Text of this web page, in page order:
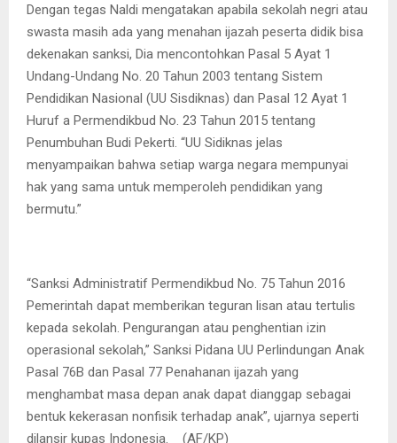
Dengan tegas Naldi mengatakan apabila sekolah negri atau
swasta masih ada yang menahan ijazah peserta didik bisa
dekenakan sanksi, Dia mencontohkan Pasal 5 Ayat 1
Undang-Undang No. 20 Tahun 2003 tentang Sistem
Pendidikan Nasional (UU Sisdiknas) dan Pasal 12 Ayat 1
Huruf a Permendikbud No. 23 Tahun 2015 tentang
Penumbuhan Budi Pekerti. “UU Sidiknas jelas
menyampaikan bahwa setiap warga negara mempunyai
hak yang sama untuk memperoleh pendidikan yang
bermutu.”
“Sanksi Administratif Permendikbud No. 75 Tahun 2016
Pemerintah dapat memberikan teguran lisan atau tertulis
kepada sekolah. Pengurangan atau penghentian izin
operasional sekolah,” Sanksi Pidana UU Perlindungan Anak
Pasal 76B dan Pasal 77 Penahanan ijazah yang
menghambat masa depan anak dapat dianggap sebagai
bentuk kekerasan nonfisik terhadap anak”, ujarnya seperti
dilansir kupas Indonesia. (AF/KP)